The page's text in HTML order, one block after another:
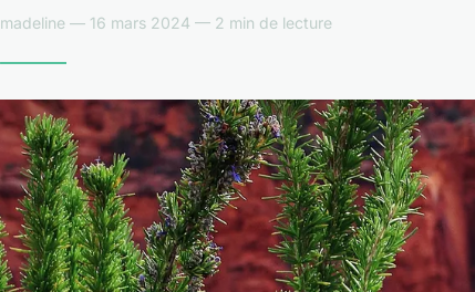
madeline — 16 mars 2024 — 2 min de lecture